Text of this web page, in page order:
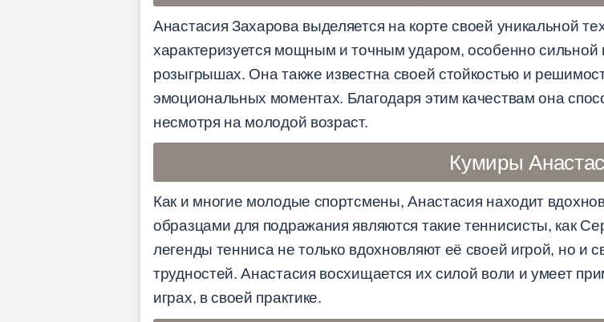
Анастасия Захарова выделяется на корте своей уникальной
характеризуется мощным и точным ударом, особенно сильной
розыгрышах. Она также известна своей стойкостью и
эмоциональных моментах. Благодаря этим качествам она
несмотря на молодой возраст.
Кумиры
Как и многие молодые спортсмены, Анастасия находит
образцами для подражания являются такие теннисисты, как
легенды тенниса не только вдохновляют её своей игрой, но и
трудностей. Анастасия восхищается их силой воли и умеет
играх, в своей практике.